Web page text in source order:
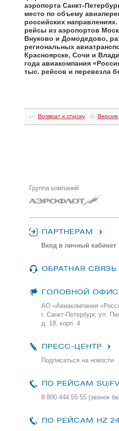
аэропорта Санкт-
место по объему
российских
рейсы из аэропортов
Внуково и Домодедово,
региональных
Красноярске, Сочи и
года авиакомпания
тыс. рейсов и перевезла
Возврат к списку Версия
Группа компаний
ПАРТНЕРАМ
Вход в личный кабинет
ОБРАТНАЯ СВЯЗЬ
ГОЛОВНОЙ ОФИС
АО «Авиакомпания
г. Санкт-Петербург, ул.
д. 18, корп. 4
ПРЕСС-ЦЕНТР
Подписаться на новости
ПО РЕЙСАМ SU/
8 800 444 55 55 (звонок
ПО РЕЙСАМ HZ